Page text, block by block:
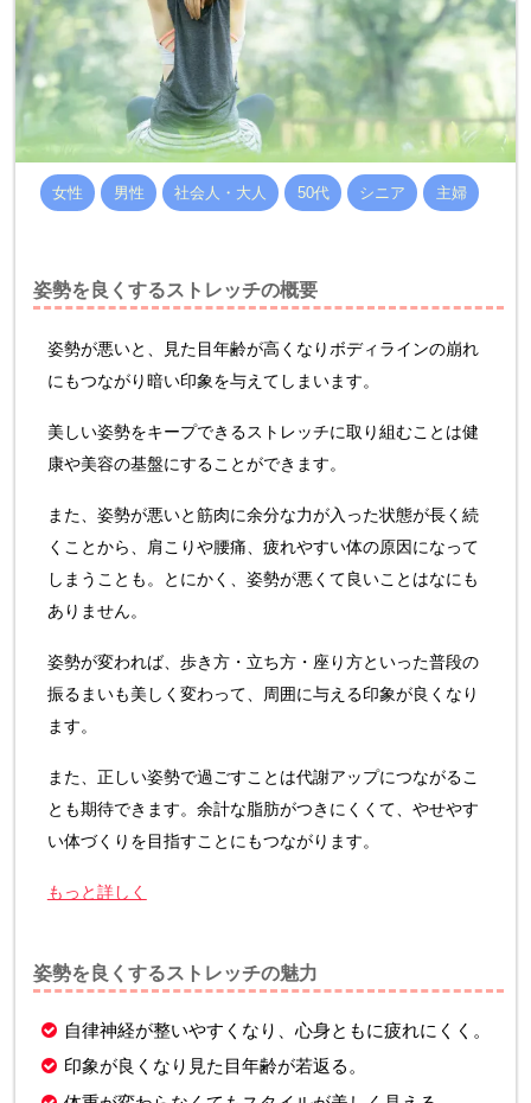
女性 男性 社会人・大人 50代 シニア 主婦
姿勢を良くするストレッチの概要
姿勢が悪いと、見た目年齢が高くなりボディラインの崩れ
にもつながり暗い印象を与えてしまいます。
美しい姿勢をキープできるストレッチに取り組むことは健
康や美容の基盤にすることができます。
また、姿勢が悪いと筋肉に余分な力が入った状態が長く続
くことから、肩こりや腰痛、疲れやすい体の原因になって
しまうことも。とにかく、姿勢が悪くて良いことはなにも
ありません。
姿勢が変われば、歩き方・立ち方・座り方といった普段の
振るまいも美しく変わって、周囲に与える印象が良くなり
ます。
また、正しい姿勢で過ごすことは代謝アップにつながるこ
とも期待できます。余計な脂肪がつきにくくて、やせやす
い体づくりを目指すことにもつながります。
もっと詳しく
姿勢を良くするストレッチの魅力
自律神経が整いやすくなり、心身ともに疲れにくく。
印象が良くなり見た目年齢が若返る。